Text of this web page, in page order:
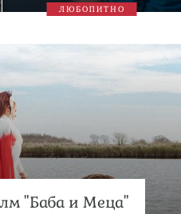
ЛЮБОПИТНО
"Баба и Меца"